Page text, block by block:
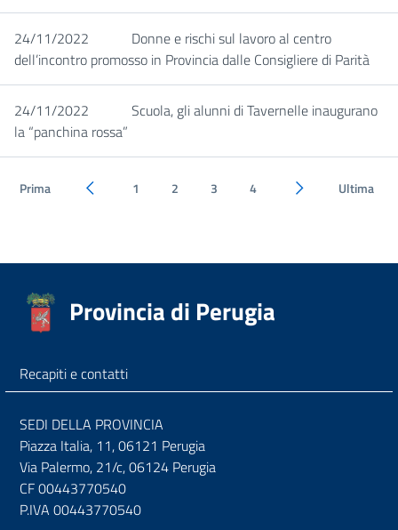
24/11/2022
Donne e rischi sul lavoro al centro
dell’incontro promosso in Provincia dalle Consigliere di Parità
24/11/2022
Scuola, gli alunni di Tavernelle inaugurano
la “panchina rossa”
Prima Pagina precedente
1 2 3 4 Pagina successiva
Ultima
Provincia di Perugia
Recapiti e contatti
SEDI DELLA PROVINCIA
Piazza Italia, 11, 06121 Perugia
Via Palermo, 21/c, 06124 Perugia
CF 00443770540
P.IVA 00443770540